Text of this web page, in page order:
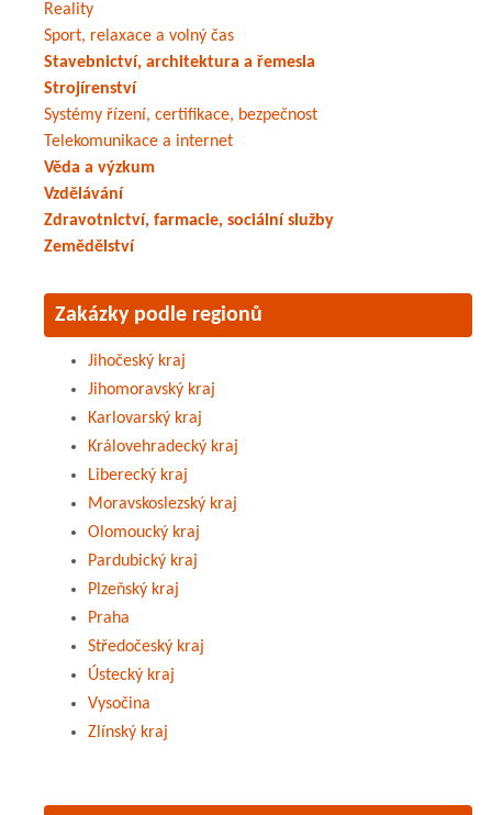
Reality
Sport, relaxace a volný čas
Stavebnictví, architektura a řemesla
Strojírenství
Systémy řízení, certifikace, bezpečnost
Telekomunikace a internet
Věda a výzkum
Vzdělávání
Zdravotnictví, farmacie, sociální služby
Zemědělství
Zakázky podle regionů
Jihočeský kraj
Jihomoravský kraj
Karlovarský kraj
Královehradecký kraj
Liberecký kraj
Moravskoslezský kraj
Olomoucký kraj
Pardubický kraj
Plzeňský kraj
Praha
Středočeský kraj
Ústecký kraj
Vysočina
Zlínský kraj